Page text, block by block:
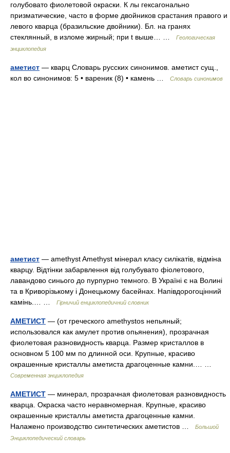
голубовато фиолетовой окраски. К лы гексагонально
призматические, часто в форме двойников срастания правого и
левого кварца (бразильские двойники). Бл. на гранях
стеклянный, в изломе жирный; при t выше… …
Геологическая
энциклопедия
аметист — кварц Словарь русских синонимов. аметист сущ.,
кол во синонимов: 5 • вареник (8) • камень …
Словарь синонимов
аметист — amethyst Amethyst мінерал класу силікатів, відміна
кварцу. Відтінки забарвлення від голубувато фіолетового,
лавандово синього до пурпурно темного. В Україні є на Волині
та в Криворізькому і Донецькому басейнах. Напівдорогоцінний
камінь.… …
Гірничий енциклопедичний словник
АМЕТИСТ — (от греческого amеthystos непьяный;
использовался как амулет против опьянения), прозрачная
фиолетовая разновидность кварца. Размер кристаллов в
основном 5 100 мм по длинной оси. Крупные, красиво
окрашенные кристаллы аметиста драгоценные камни.… …
Современная энциклопедия
АМЕТИСТ — минерал, прозрачная фиолетовая разновидность
кварца. Окраска часто неравномерная. Крупные, красиво
окрашенные кристаллы аметиста драгоценные камни.
Налажено производство синтетических аметистов …
Большой
Энциклопедический словарь